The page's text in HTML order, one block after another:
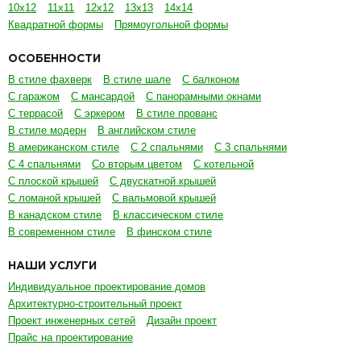
10х12
11х11 12х12 13х13
14х14
Квадратной формы
Прямоугольной формы
ОСОБЕННОСТИ
В стиле фахверк В стиле шале
С балконом
С гаражом
С мансардой
С панорамными окнами
С террасой
С эркером
В стиле прованс
В стиле модерн
В английском стиле
В американском стиле
С 2 спальнями
С 3 спальнями
С 4 спальнями
Со вторым цветом
С котельной
С плоской крышей
С двускатной крышей
С ломаной крышей
С вальмовой крышей
В канадском стиле
В классическом стиле
В современном стиле
В финском стиле
НАШИ УСЛУГИ
Индивидуальное проектирование домов
Архитектурно-строительный проект
Проект инженерных сетей
Дизайн проект
Прайс на проектирование